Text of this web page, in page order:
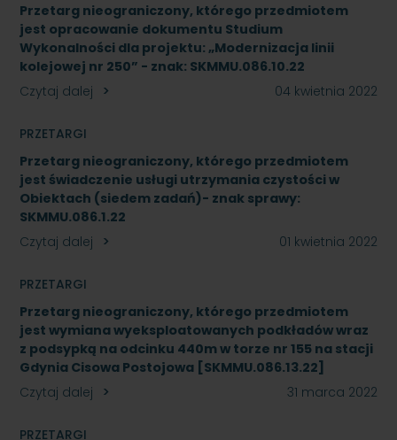
Przetarg nieograniczony, którego przedmiotem
jest opracowanie dokumentu Studium
Wykonalności dla projektu: „Modernizacja linii
kolejowej nr 250” - znak: SKMMU.086.10.22
Czytaj dalej
04 kwietnia 2022
PRZETARGI
Przetarg nieograniczony, którego przedmiotem
jest świadczenie usługi utrzymania czystości w
Obiektach (siedem zadań)- znak sprawy:
SKMMU.086.1.22
Czytaj dalej
01 kwietnia 2022
PRZETARGI
Przetarg nieograniczony, którego przedmiotem
jest wymiana wyeksploatowanych podkładów wraz
z podsypką na odcinku 440m w torze nr 155 na stacji
Gdynia Cisowa Postojowa [SKMMU.086.13.22]
Czytaj dalej
31 marca 2022
PRZETARGI